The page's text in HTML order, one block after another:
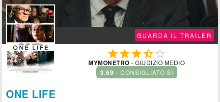
GUARDA IL TRAILER
 
MYMONETRO - GIUDIZIO MEDIO
3.69 - CONSIGLIATO SÌ
ONE LIFE